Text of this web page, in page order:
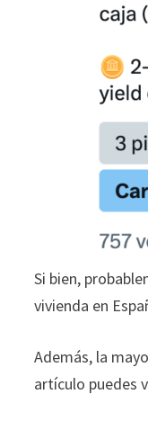
Si bien,
vivienda en
Además, la
artículo puedes